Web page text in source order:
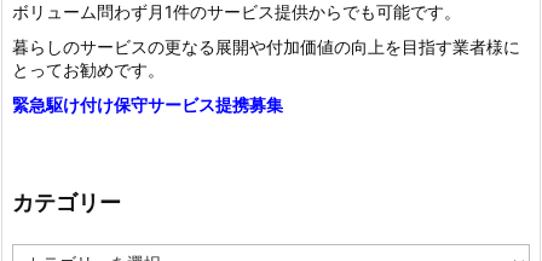
ボリューム問わず月1件のサービス提供からでも可能です。
暮らしのサービスの更なる展開や付加価値の向上を目指す業者様に
とってお勧めです。
緊急駆け付け保守サービス提携募集
カテゴリー